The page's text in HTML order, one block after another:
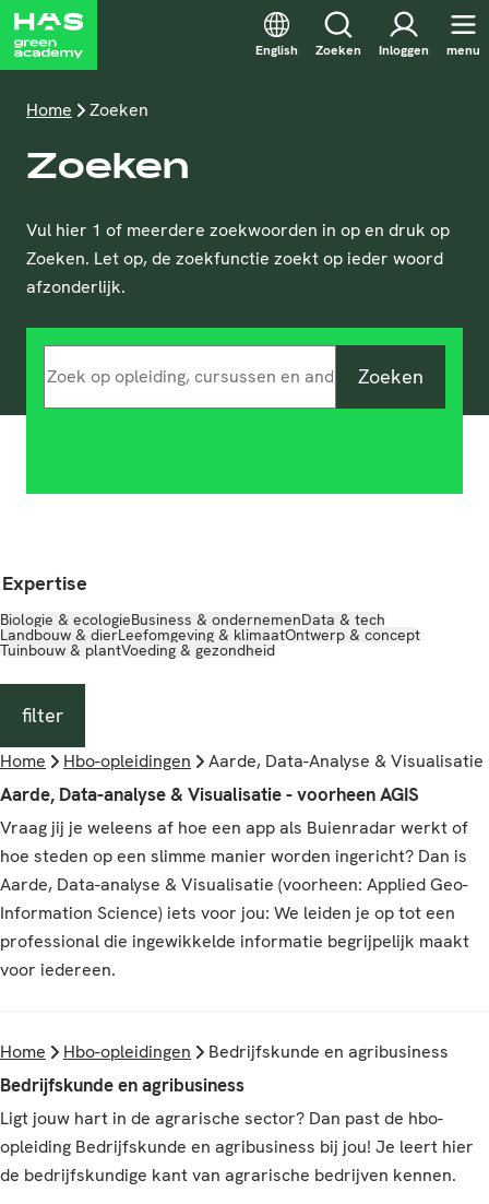
English Zoeken Inloggen menu
Home Zoeken
Zoeken
Vul hier 1 of meerdere zoekwoorden in op en druk op
Zoeken. Let op, de zoekfunctie zoekt op ieder woord
afzonderlijk.
Zoeken
Expertise
Biologie & ecologieBusiness & ondernemenData & tech
Landbouw & dierLeefomgeving & klimaatOntwerp & concept
Tuinbouw & plantVoeding & gezondheid
filter
Home Hbo-opleidingen Aarde, Data-Analyse & Visualisatie
Aarde, Data-analyse & Visualisatie - voorheen AGIS
Vraag jij je weleens af hoe een app als Buienradar werkt of
hoe steden op een slimme manier worden ingericht? Dan is
Aarde, Data-analyse & Visualisatie (voorheen: Applied Geo-
Information Science) iets voor jou: We leiden je op tot een
professional die ingewikkelde informatie begrijpelijk maakt
voor iedereen.
Home Hbo-opleidingen Bedrijfskunde en agribusiness
Bedrijfskunde en agribusiness
Ligt jouw hart in de agrarische sector? Dan past de hbo-
opleiding Bedrijfskunde en agribusiness bij jou! Je leert hier
de bedrijfskundige kant van agrarische bedrijven kennen.